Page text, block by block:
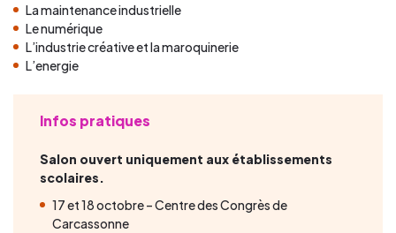
La maintenance industrielle
Le numérique
L’industrie créative et la maroquinerie
L’energie
Infos pratiques
Salon ouvert uniquement aux établissements
scolaires.
17 et 18 octobre – Centre des Congrès de
Carcassonne